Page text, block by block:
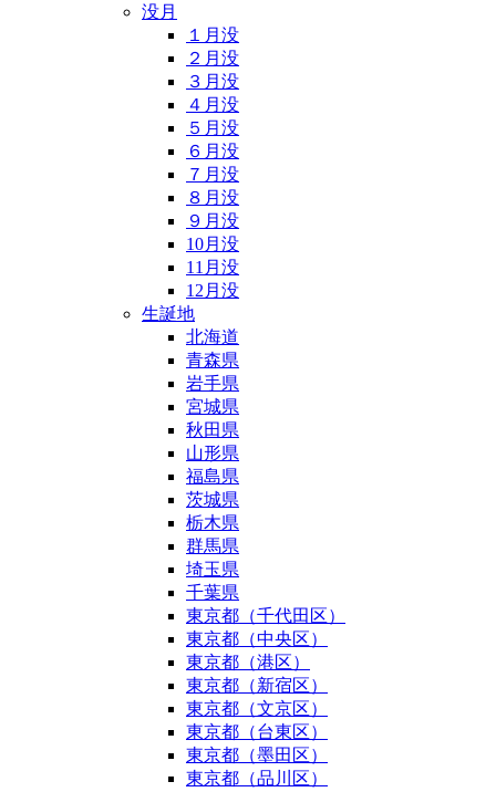
没月
１月没
２月没
３月没
４月没
５月没
６月没
７月没
８月没
９月没
10月没
11月没
12月没
生誕地
北海道
青森県
岩手県
宮城県
秋田県
山形県
福島県
茨城県
栃木県
群馬県
埼玉県
千葉県
東京都（千代田区）
東京都（中央区）
東京都（港区）
東京都（新宿区）
東京都（文京区）
東京都（台東区）
東京都（墨田区）
東京都（品川区）